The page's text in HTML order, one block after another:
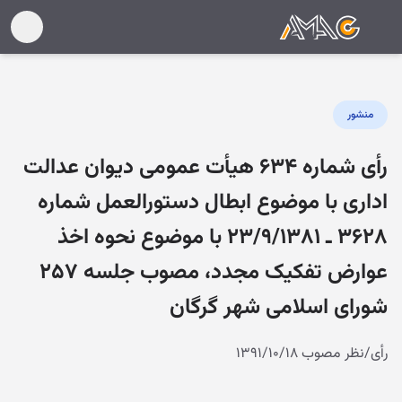
منشور
رأی شماره ۶۳۴ هیأت عمومی دیوان عدالت
اداری با موضوع ابطال دستورالعمل شماره
۳۶۲۸ ـ ۲۳/۹/۱۳۸۱ با موضوع نحوه اخذ
عوارض تفکیک مجدد، مصوب جلسه ۲۵۷
شورای اسلامی شهر گرگان
رأی/نظر مصوب ۱۳۹۱/۱۰/۱۸